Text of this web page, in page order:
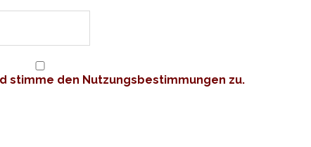
stimme den Nutzungsbestimmungen zu.